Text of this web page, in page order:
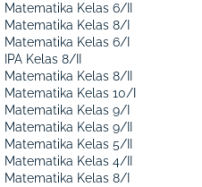
Matematika Kelas 6/II
Matematika Kelas 8/I
Matematika Kelas 6/I
IPA Kelas 8/II
Matematika Kelas 8/II
Matematika Kelas 10/I
Matematika Kelas 9/I
Matematika Kelas 9/II
Matematika Kelas 5/II
Matematika Kelas 4/II
Matematika Kelas 8/I